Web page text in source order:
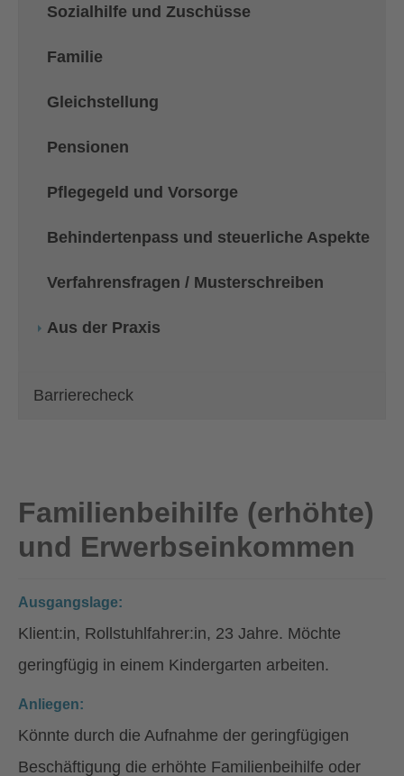
Sozialhilfe und Zuschüsse
Familie
Gleichstellung
Pensionen
Pflegegeld und Vorsorge
Behindertenpass und steuerliche Aspekte
Verfahrensfragen / Musterschreiben
Aus der Praxis
Barrierecheck
Familienbeihilfe (erhöhte)
und Erwerbseinkommen
Ausgangslage:
Klient:in, Rollstuhlfahrer:in, 23 Jahre. Möchte
geringfügig in einem Kindergarten arbeiten.
Anliegen:
Könnte durch die Aufnahme der geringfügigen
Beschäftigung die erhöhte Familienbeihilfe oder